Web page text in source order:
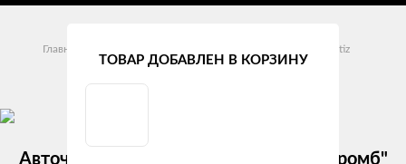
Главная
Matiz
Daewoo Matiz I (1998 - 2000)
Авточехлы Daewoo Matiz I "Двойной ромб"
ТОВАР ДОБАВЛЕН В КОРЗИНУ